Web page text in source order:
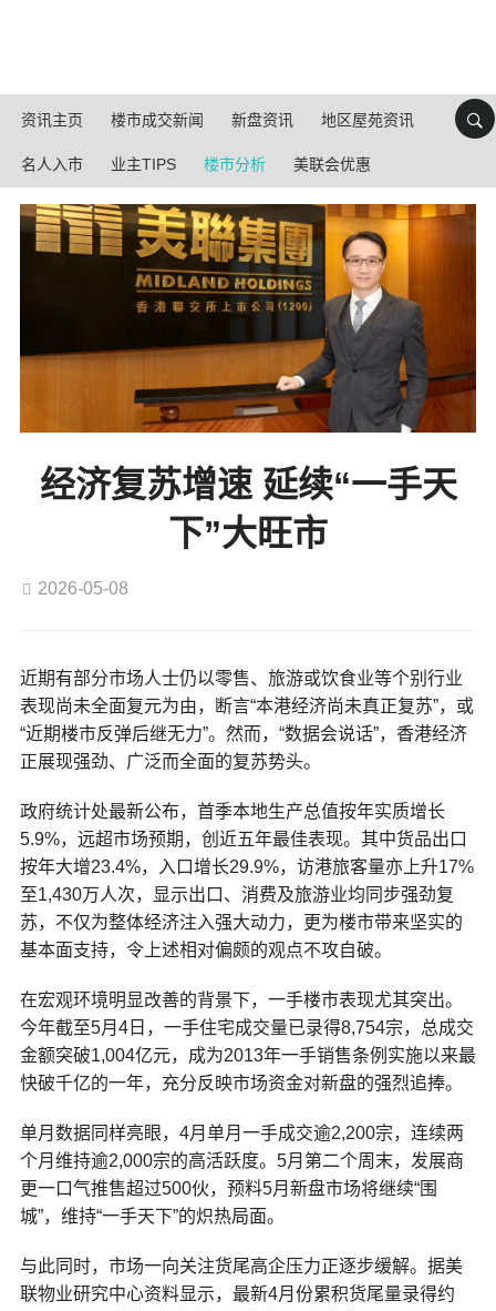
资讯主页 楼市成交新闻 新盘资讯 地区屋苑资讯
名人入市 业主TIPS 楼市分析 美联会优惠
经济复苏增速 延续“一手天
下”大旺市
2026-05-08
近期有部分市场人士仍以零售、旅游或饮食业等个别行业
表现尚未全面复元为由，断言“本港经济尚未真正复苏”，或
“近期楼市反弹后继无力”。然而，“数据会说话”，香港经济
正展现强劲、广泛而全面的复苏势头。
政府统计处最新公布，首季本地生产总值按年实质增长
5.9%，远超市场预期，创近五年最佳表现。其中货品出口
按年大增23.4%，入口增长29.9%，访港旅客量亦上升17%
至1,430万人次，显示出口、消费及旅游业均同步强劲复
苏，不仅为整体经济注入强大动力，更为楼市带来坚实的
基本面支持，令上述相对偏颇的观点不攻自破。
在宏观环境明显改善的背景下，一手楼市表现尤其突出。
今年截至5月4日，一手住宅成交量已录得8,754宗，总成交
金额突破1,004亿元，成为2013年一手销售条例实施以来最
快破千亿的一年，充分反映市场资金对新盘的强烈追捧。
单月数据同样亮眼，4月单月一手成交逾2,200宗，连续两
个月维持逾2,000宗的高活跃度。5月第二个周末，发展商
更一口气推售超过500伙，预料5月新盘市场将继续“围
城”，维持“一手天下”的炽热局面。
与此同时，市场一向关注货尾高企压力正逐步缓解。据美
联物业研究中心资料显示，最新4月份累积货尾量录得约